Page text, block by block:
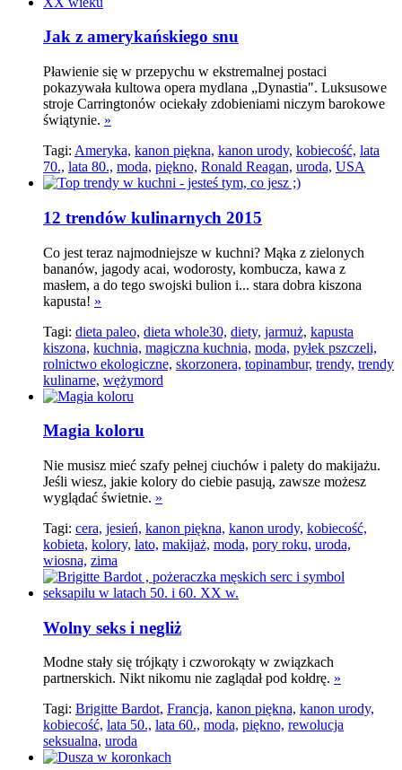
Jak z amerykańskiego snu
Pławienie się w przepychu w ekstremalnej postaci
pokazywała kultowa opera mydlana „Dynastia". Luksusowe
stroje Carringtonów ociekały zdobieniami niczym barokowe
świątynie. »
Tagi: Ameryka, kanon piękna, kanon urody, kobiecość, lata
70., lata 80., moda, piękno, Ronald Reagan, uroda, USA
12 trendów kulinarnych 2015
Co jest teraz najmodniejsze w kuchni? Mąka z zielonych
bananów, jagody acai, wodorosty, kombucza, kawa z
masłem, a do tego swojski bulion i... stara dobra kiszona
kapusta! »
Tagi: dieta paleo, dieta whole30, diety, jarmuż, kapusta
kiszona, kuchnia, magiczna kuchnia, moda, pyłek pszczeli,
rolnictwo ekologiczne, skorzonera, topinambur, trendy, trendy
kulinarne, wężymord
Magia koloru
Nie musisz mieć szafy pełnej ciuchów i palety do makijażu.
Jeśli wiesz, jakie kolory do ciebie pasują, zawsze możesz
wyglądać świetnie. »
Tagi: cera, jesień, kanon piękna, kanon urody, kobiecość,
kobieta, kolory, lato, makijaż, moda, pory roku, uroda,
wiosna, zima
Wolny seks i negliż
Modne stały się trójkąty i czworokąty w związkach
partnerskich. Nikt nikomu nie zaglądał pod kołdrę. »
Tagi: Brigitte Bardot, Francja, kanon piękna, kanon urody,
kobiecość, lata 50., lata 60., moda, piękno, rewolucja
seksualna, uroda